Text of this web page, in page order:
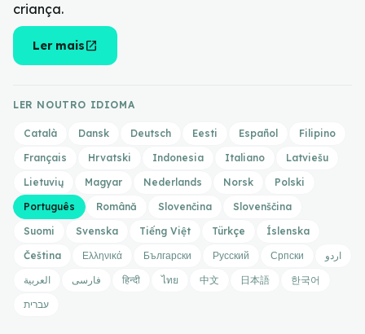
criança.
Ler maisopen_in_new
LER NOUTRO IDIOMA
Català Dansk Deutsch Eesti Español
Filipino
Français
Hrvatski Indonesia Italiano
Latviešu
Lietuvių
Magyar Nederlands Norsk
Polski
Português
Română Slovenčina
Slovenščina
Suomi
Svenska Tiếng Việt Türkçe
Íslenska
Čeština
Ελληνικά Български Русский Српски
اردو
العربية
فارسی हिन्दी ไทย 中文 日本語
한국어
עברית